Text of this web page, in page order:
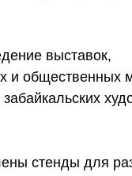
выставок,
и общественных
стенды для